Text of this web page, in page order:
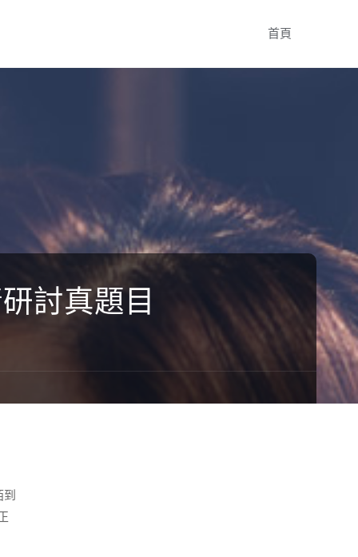
首頁
討真題目